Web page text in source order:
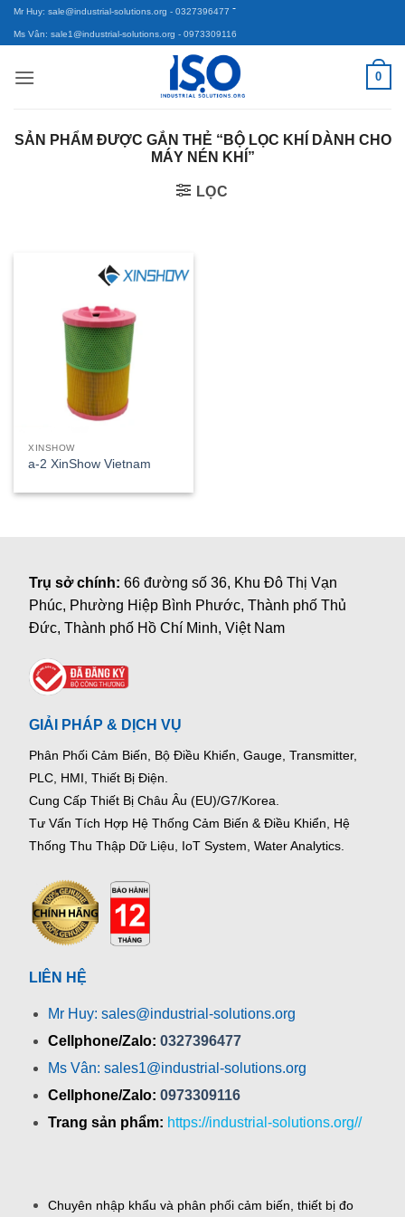
Bỏ
qua
dung
Mr Huy: sale@industrial-solutions.org - 0327396477 -
Ms Vân: sale1@industrial-solutions.org - 0973309116
0
SẢN PHẨM ĐƯỢC GẮN THẺ “BỘ LỌC KHÍ DÀNH CHO
MÁY NÉN KHÍ”
LỌC
XINSHOW
a-2 XinShow Vietnam
Trụ sở chính:66 đường số 36, Khu Đô Thị Vạn
Phúc, Phường Hiệp Bình Phước, Thành phố Thủ
Đức, Thành phố Hồ Chí Minh, Việt Nam
GIẢI PHÁP & DỊCH VỤ
Phân Phối Cảm Biến, Bộ Điều Khiển, Gauge, Transmitter,
PLC, HMI, Thiết Bị Điện.
Cung Cấp Thiết Bị Châu Âu (EU)/G7/Korea.
Tư Vấn Tích Hợp Hệ Thống Cảm Biến & Điều Khiển, Hệ
Thống Thu Thập Dữ Liệu, IoT System, Water Analytics.
LIÊN HỆ
Mr Huy: sales@industrial-solutions.org
Cellphone/Zalo: 0327396477
Ms Vân: sales1@industrial-solutions.org
Cellphone/Zalo: 0973309116
Trang sản phẩm: https://industrial-solutions.org//
Chuyên nhập khẩu và phân phối cảm biến, thiết bị đo